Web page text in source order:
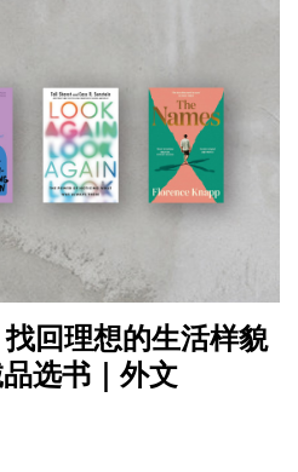
回理想的生活样貌
选书｜外文